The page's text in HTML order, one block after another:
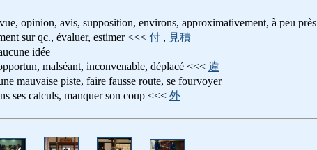
opinion, avis, supposition, environs, approximativement, à peu près
sur qc., évaluer, estimer <<< 付 , 見積
idée
malséant, inconvenable, déplacé <<< 違
piste, faire fausse route, se fourvoyer
calculs, manquer son coup <<< 外